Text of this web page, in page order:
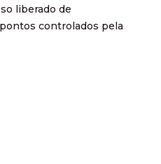
liberado de
controlados pela